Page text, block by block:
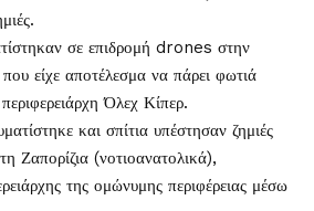
σε επιδρομή drones στην
είχε αποτέλεσμα να πάρει φωτιά
Όλεχ Κίπερ.
και σπίτια υπέστησαν ζημιές
Ζαπορίζια (νοτιοανατολικά),
της ομώνυμης περιφέρειας μέσω